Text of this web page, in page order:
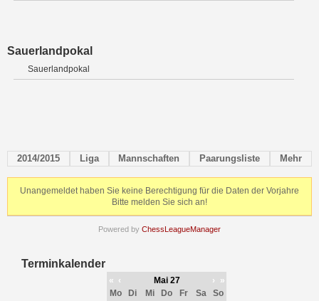
Sauerlandpokal
Sauerlandpokal
2014/2015 Liga Mannschaften Paarungsliste Mehr
Unangemeldet haben Sie keine Berechtigung für die Daten der Vorjahre
Bitte melden Sie sich an!
Powered by ChessLeagueManager
Terminkalender
« ‹ Mai 27 ›
»
Mo
Di Mi Do Fr Sa
So